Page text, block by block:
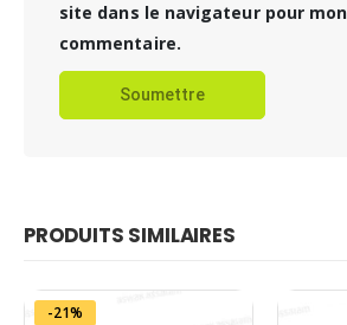
site dans le navigateur pour
commentaire.
PRODUITS SIMILAIRES
-21%